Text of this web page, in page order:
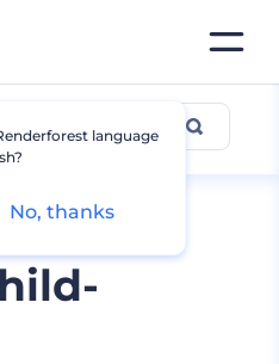
language
No, thanks